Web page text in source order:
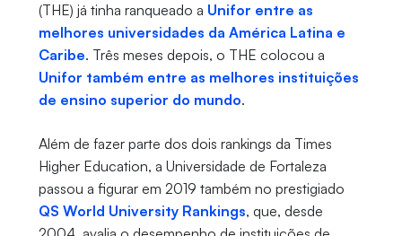
(THE) já tinha ranqueado a Unifor entre as
melhores universidades da América Latina e
Caribe. Três meses depois, o THE colocou a
Unifor também entre as melhores instituições
de ensino superior do mundo.
Além de fazer parte dos dois rankings da Times
Higher Education, a Universidade de Fortaleza
passou a figurar em 2019 também no prestigiado
QS World University Rankings, que, desde